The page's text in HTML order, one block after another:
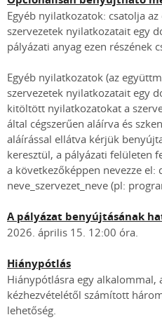
Egyéb nyilatkozatok: csatolja
szervezetek nyilatkozatait egy
pályázati anyag ezen részének
Egyéb nyilatkozatok (az
szervezetek nyilatkozatait egy
kitöltött nyilatkozatokat a
által cégszerűen aláírva és
aláírással ellátva kérjük
keresztül, a pályázati felületen
a következőképpen nevezze el:
neve_szervezet_neve (pl:
A pályázat benyújtásának
2026. április 15. 12:00 óra.
Hiánypótlás
Hiánypótlásra egy alkalommal,
kézhezvételétől számított
lehetőség.